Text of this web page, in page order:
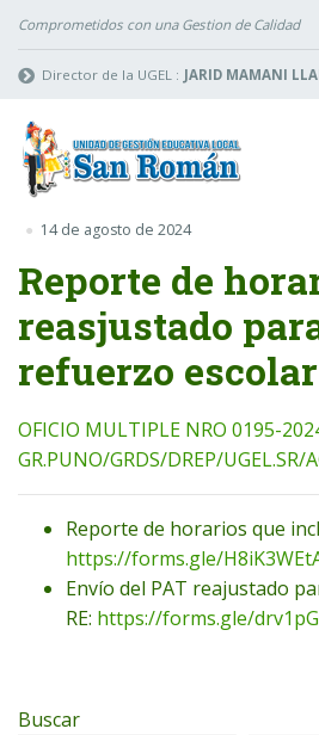
Comprometidos con una Gestion de Calidad
Director de la UGEL : JARID MAMANI
14 de agosto de 2024
Reporte de
reasjustado
refuerzo
OFICIO MULTIPLE NRO 0195-
GR.PUNO/GRDS/DREP/UGEL.SR/
Reporte de horarios que
https://forms.gle/
Envío del PAT reajustado
RE: https://forms.gle/
Buscar